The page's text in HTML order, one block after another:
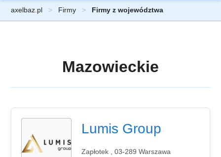
axelbaz.pl Firmy Firmy z województwa
Mazowieckie
Lumis Group
Zapłotek , 03-289 Warszawa